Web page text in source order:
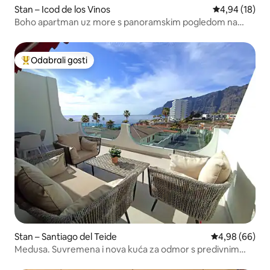
rust van de buren met respect te
behandelen.
Stan – Icod de los Vinos Prosječna
4,94 (18)
Boho apartman uz more s panoramskim pogledom na
Među najviše rangiranima s oznakom „Odabrali gosti”
Odabrali gosti
Stan – Santiago del Teide Prosječna
4,98 (66)
Medusa. Suvremena i nova kuća za odmor s predivnim